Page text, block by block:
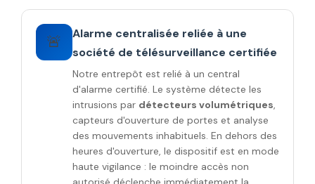
🚨
Alarme centralisée reliée à une
société de télésurveillance certifiée
Notre entrepôt est relié à un central
d'alarme certifié. Le système détecte les
intrusions par détecteurs volumétriques,
capteurs d'ouverture de portes et analyse
des mouvements inhabituels. En dehors des
heures d'ouverture, le dispositif est en mode
haute vigilance : le moindre accès non